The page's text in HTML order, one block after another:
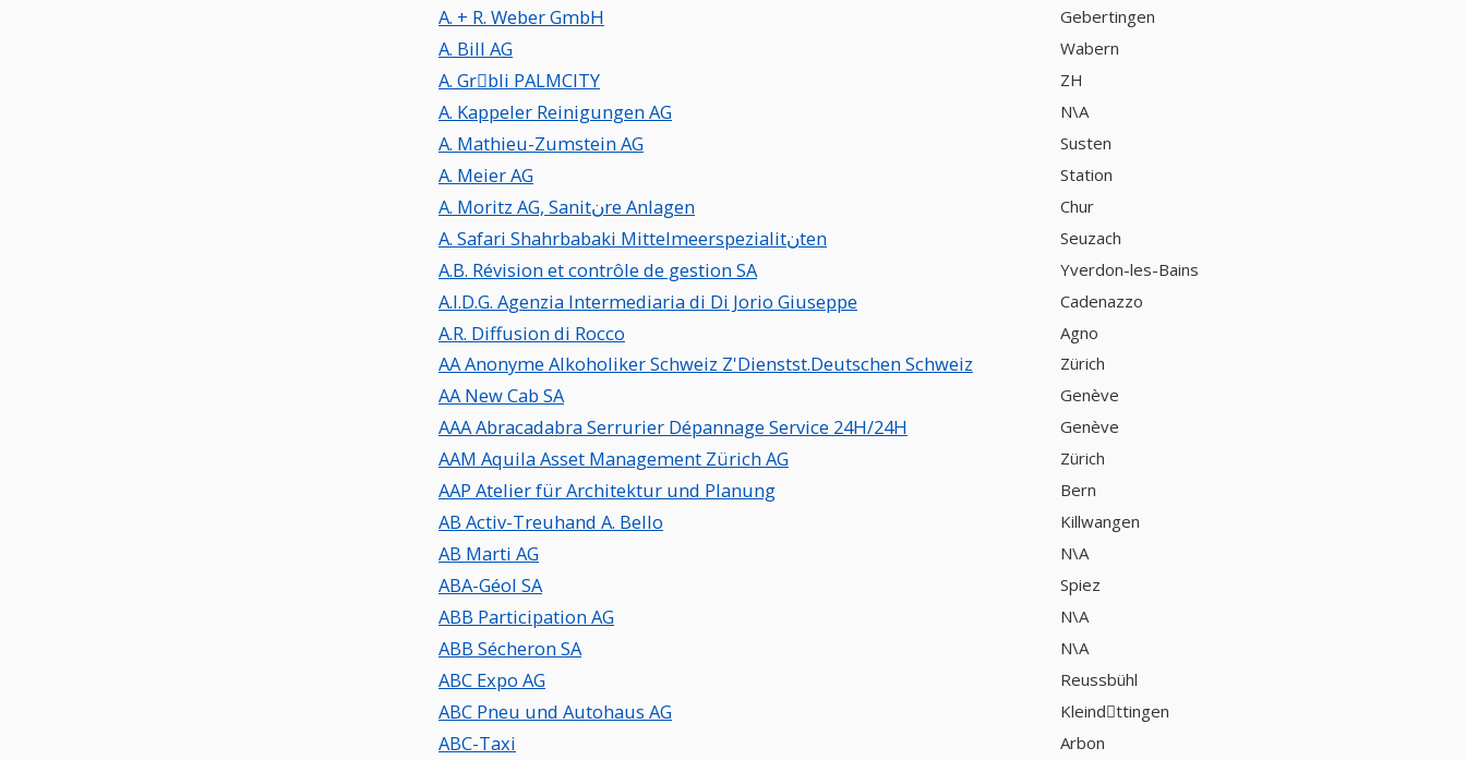
A. + R. Weber GmbH Gebertingen
A. Bill AG Wabern
A. Grِbli PALMCITY ZH
A. Kappeler Reinigungen AG N\A
A. Mathieu-Zumstein AG Susten
A. Meier AG Station
A. Moritz AG, Sanitنre Anlagen Chur
A. Safari Shahrbabaki Mittelmeerspezialitنten Seuzach
A.B. Révision et contrôle de gestion SA Yverdon-les-Bains
A.I.D.G. Agenzia Intermediaria di Di Jorio Giuseppe Cadenazzo
A.R. Diffusion di Rocco Agno
AA Anonyme Alkoholiker Schweiz Z'Dienstst.Deutschen Schweiz Zürich
AA New Cab SA Genève
AAA Abracadabra Serrurier Dépannage Service 24H/24H Genève
AAM Aquila Asset Management Zürich AG Zürich
AAP Atelier für Architektur und Planung Bern
AB Activ-Treuhand A. Bello Killwangen
AB Marti AG N\A
ABA-Géol SA Spiez
ABB Participation AG N\A
ABB Sécheron SA N\A
ABC Expo AG Reussbühl
ABC Pneu und Autohaus AG Kleindِttingen
ABC-Taxi Arbon